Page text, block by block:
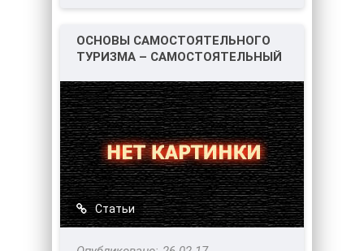
ОСНОВЫ САМОСТОЯТЕЛЬНОГО
ТУРИЗМА – САМОСТОЯТЕЛЬНЫЙ
Статьи